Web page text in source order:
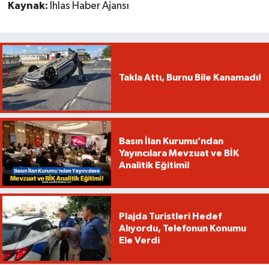
Kaynak: İhlas Haber Ajansı
Takla Attı, Burnu Bile Kanamadı!
Basın İlan Kurumu’ndan
Yayıncılara Mevzuat ve BİK
Analitik Eğitimi!
Plajda Turistleri Hedef
Alıyordu, Telefonun Konumu
Ele Verdi